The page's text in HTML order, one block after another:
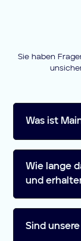
Sie haben
Was ist
darauf
Wie lange
und
Größe
Sind